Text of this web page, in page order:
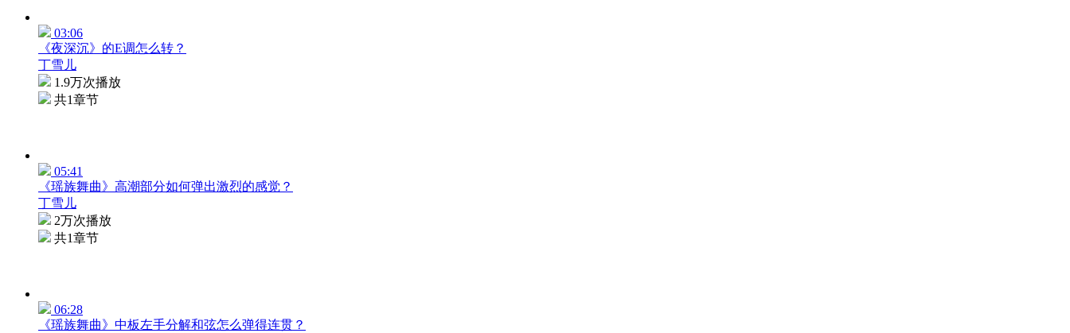
03:06
《夜深沉》的E调怎么转？
丁雪儿
1.9万次播放
共1章节
05:41
《瑶族舞曲》高潮部分如何弹出激烈的感觉？
丁雪儿
2万次播放
共1章节
06:28
《瑶族舞曲》中板左手分解和弦怎么弹得连贯？